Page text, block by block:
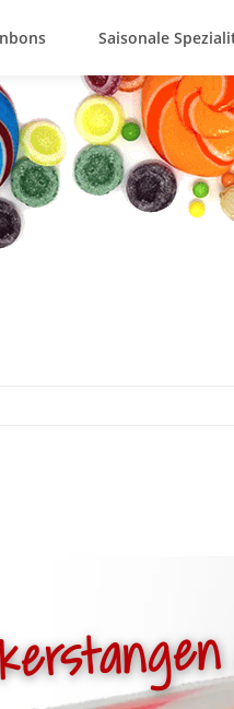
Saisonale